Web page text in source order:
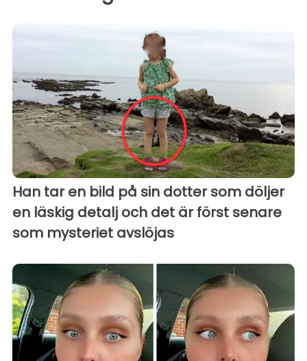
Han tar en bild på sin dotter som döljer
en läskig detalj och det är först senare
som mysteriet avslöjas